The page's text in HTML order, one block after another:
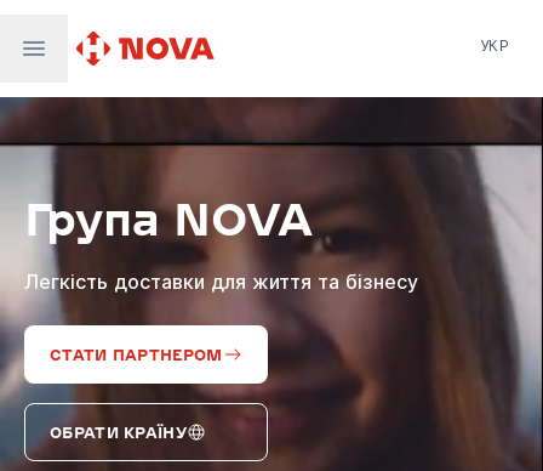
Nova Global
Nova Digital
Supernova Airlines
УКР
Група NOVA
Легкість доставки для життя та бізнесу
СТАТИ ПАРТНЕРОМ
ОБРАТИ КРАЇНУ